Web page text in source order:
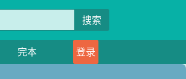
搜索
完本 登录